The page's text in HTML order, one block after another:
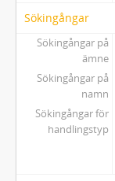
Sökingångar
Sökingångar på
ämne
Sökingångar på
namn
Sökingångar för
handlingstyp